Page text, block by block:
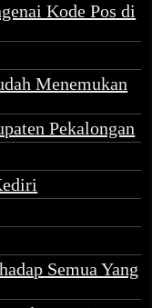
Kode Pos di
Menemukan
Pekalongan
Semua Yang